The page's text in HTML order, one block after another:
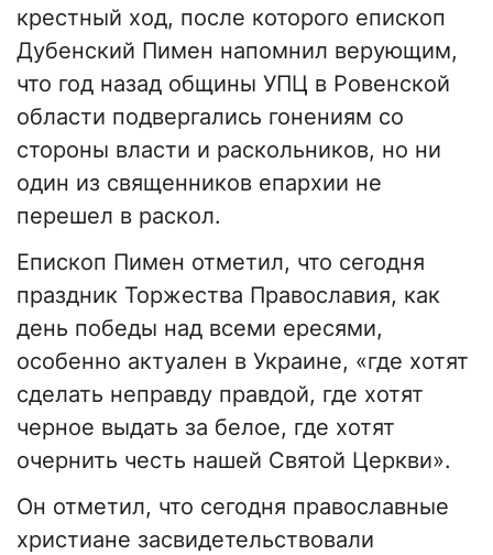
крестный ход, после которого епископ
Дубенский Пимен напомнил верующим,
что год назад общины УПЦ в Ровенской
области подвергались гонениям со
стороны власти и раскольников, но ни
один из священников епархии не
перешел в раскол.
Епископ Пимен отметил, что сегодня
праздник Торжества Православия, как
день победы над всеми ересями,
особенно актуален в Украине, «где хотят
сделать неправду правдой, где хотят
черное выдать за белое, где хотят
очернить честь нашей Святой Церкви».
Он отметил, что сегодня православные
христиане засвидетельствовали